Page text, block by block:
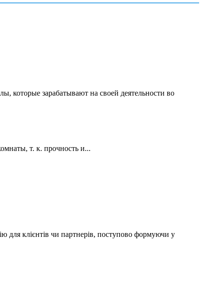
которые зарабатывают на своей деятельности во
т. к. прочность и...
для клієнтів чи партнерів, поступово формуючи у